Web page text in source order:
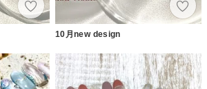
10月new design